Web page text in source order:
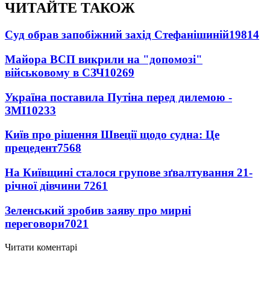
ЧИТАЙТЕ ТАКОЖ
Суд обрав запобіжний захід Стефанішиній19814
Майора ВСП викрили на "допомозі"
військовому в СЗЧ10269
Україна поставила Путіна перед дилемою -
ЗМІ10233
Київ про рішення Швеції щодо судна: Це
прецедент7568
На Київщині сталося групове зґвалтування 21-
річної дівчини 7261
Зеленський зробив заяву про мирні
переговори7021
Читати коментарі